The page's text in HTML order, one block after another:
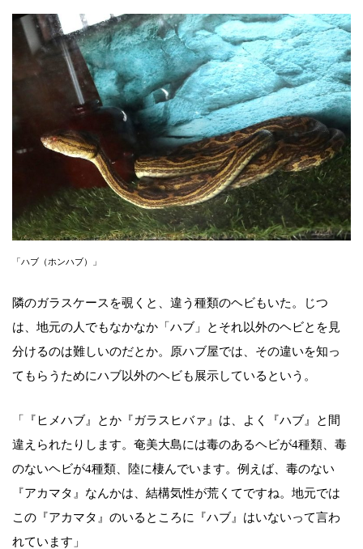
「ハブ（ホンハブ）」
隣のガラスケースを覗くと、違う種類のヘビもいた。じつ
は、地元の人でもなかなか「ハブ」とそれ以外のヘビとを見
分けるのは難しいのだとか。原ハブ屋では、その違いを知っ
てもらうためにハブ以外のヘビも展示しているという。
「『ヒメハブ』とか『ガラスヒバァ』は、よく『ハブ』と間
違えられたりします。奄美大島には毒のあるヘビが4種類、毒
のないヘビが4種類、陸に棲んでいます。例えば、毒のない
『アカマタ』なんかは、結構気性が荒くてですね。地元では
この『アカマタ』のいるところに『ハブ』はいないって言わ
れています」